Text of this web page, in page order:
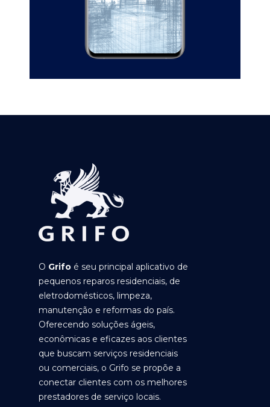
O Grifo é seu principal aplicativo de
pequenos reparos residenciais, de
eletrodomésticos, limpeza,
manutenção e reformas do país.
Oferecendo soluções ágeis,
econômicas e eficazes aos clientes
que buscam serviços residenciais
ou comerciais, o Grifo se propõe a
conectar clientes com os melhores
prestadores de serviço locais.